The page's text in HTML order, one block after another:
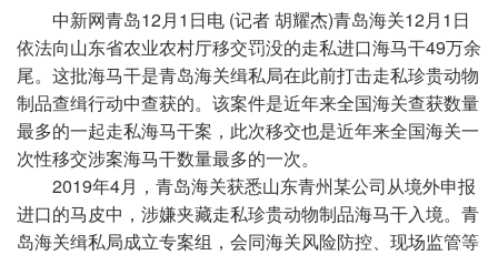
中新网青岛12月1日电 (记者 胡耀杰)青岛海关12月1日
依法向山东省农业农村厅移交罚没的走私进口海马干49万余
尾。这批海马干是青岛海关缉私局在此前打击走私珍贵动物
制品查缉行动中查获的。该案件是近年来全国海关查获数量
最多的一起走私海马干案，此次移交也是近年来全国海关一
次性移交涉案海马干数量最多的一次。
2019年4月，青岛海关获悉山东青州某公司从境外申报
进口的马皮中，涉嫌夹藏走私珍贵动物制品海马干入境。青
岛海关缉私局成立专案组，会同海关风险防控、现场监管等